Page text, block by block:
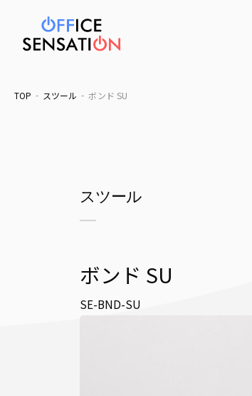
TOP スツール ボンド SU
スツール
ボンド SU
SE-BND-SU